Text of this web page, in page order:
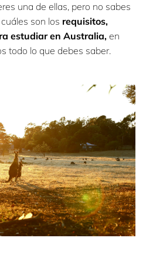
una de ellas, pero no sabes
son los requisitos,
estudiar en Australia, en
todo lo que debes saber.